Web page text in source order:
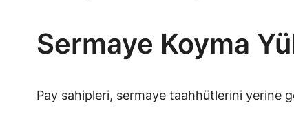
Sermaye Koyma
Pay sahipleri, sermaye taahhütlerini yerine